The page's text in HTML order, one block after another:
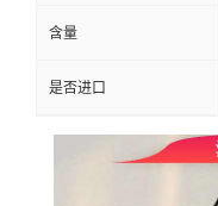
含量
是否进口